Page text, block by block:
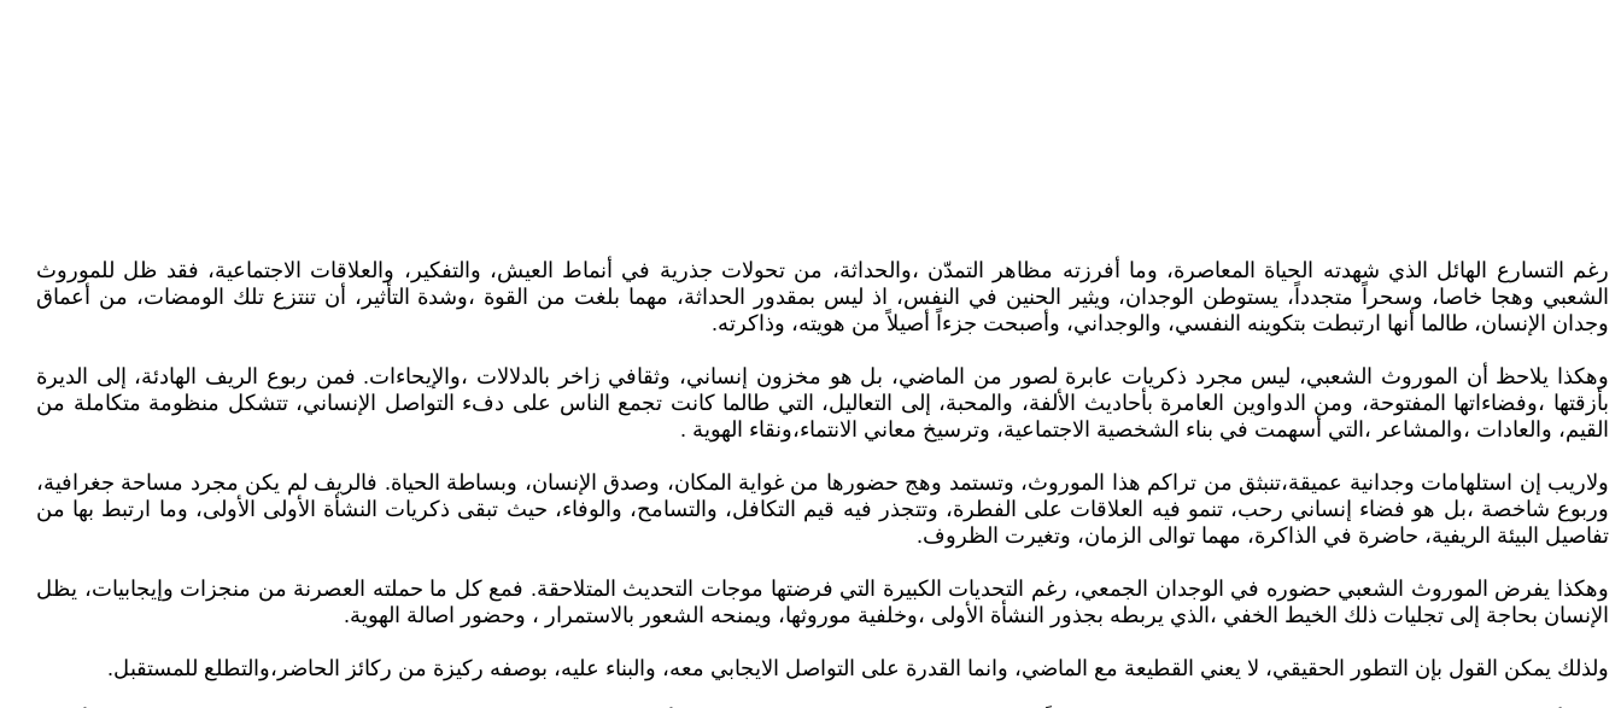
رغم التسارع الهائل الذي شهدته الحياة المعاصرة، وما أفرزته مظاهر التمدّن ،والحداثة، من تحولات جذرية في أنماط العيش، والتفكير، والعلاقات الاجتماعية، فقد ظل للموروث
الشعبي وهجا خاصا، وسحراً متجدداً، يستوطن الوجدان، ويثير الحنين في النفس، اذ ليس بمقدور الحداثة، مهما بلغت من القوة ،وشدة التأثير، أن تنتزع تلك الومضات، من أعماق
وجدان الإنسان، طالما أنها ارتبطت بتكوينه النفسي، والوجداني، وأصبحت جزءاً أصيلاً من هويته، وذاكرته.
وهكذا يلاحظ أن الموروث الشعبي، ليس مجرد ذكريات عابرة لصور من الماضي، بل هو مخزون إنساني، وثقافي زاخر بالدلالات ،والإيحاءات. فمن ربوع الريف الهادئة، إلى الديرة
بأزقتها ،وفضاءاتها المفتوحة، ومن الدواوين العامرة بأحاديث الألفة، والمحبة، إلى التعاليل، التي طالما كانت تجمع الناس على دفء التواصل الإنساني، تتشكل منظومة متكاملة من
القيم، والعادات ،والمشاعر ،التي أسهمت في بناء الشخصية الاجتماعية، وترسيخ معاني الانتماء،ونقاء الهوية .
ولاريب إن استلهامات وجدانية عميقة،تنبثق من تراكم هذا الموروث، وتستمد وهج حضورها من غواية المكان، وصدق الإنسان، وبساطة الحياة. فالريف لم يكن مجرد مساحة جغرافية،
وربوع شاخصة ،بل هو فضاء إنساني رحب، تنمو فيه العلاقات على الفطرة، وتتجذر فيه قيم التكافل، والتسامح، والوفاء، حيث تبقى ذكريات النشأة الأولى الأولى، وما ارتبط بها من
تفاصيل البيئة الريفية، حاضرة في الذاكرة، مهما توالى الزمان، وتغيرت الظروف.
وهكذا يفرض الموروث الشعبي حضوره في الوجدان الجمعي، رغم التحديات الكبيرة التي فرضتها موجات التحديث المتلاحقة. فمع كل ما حملته العصرنة من منجزات وإيجابيات، يظل
الإنسان بحاجة إلى تجليات ذلك الخيط الخفي ،الذي يربطه بجذور النشأة الأولى ،وخلفية موروثها، ويمنحه الشعور بالاستمرار ، وحضور اصالة الهوية.
ولذلك يمكن القول بإن التطور الحقيقي، لا يعني القطيعة مع الماضي، وانما القدرة على التواصل الايجابي معه، والبناء عليه، بوصفه ركيزة من ركائز الحاضر،والتطلع للمستقبل.